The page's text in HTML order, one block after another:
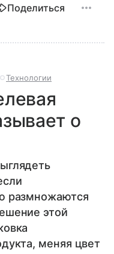
Поделиться
Технологии
о
размножаются
этой
меняя цвет